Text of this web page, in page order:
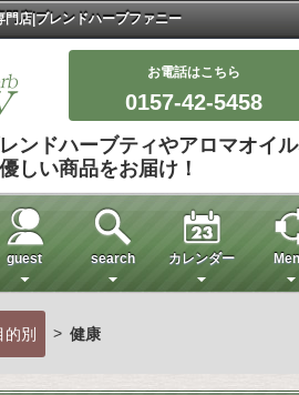
店|ブレンドハーブファニー
お電話はこちら
0157-42-5458
ンドハーブティやアロマオイ
しい商品をお届け！
guest search カレンダー
的別 > 健康